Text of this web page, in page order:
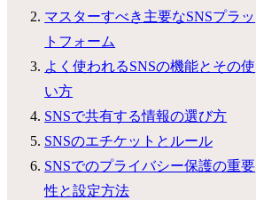
マスターすべき主要なSNSプラッ
トフォーム
よく使われるSNSの機能とその使
い方
SNSで共有する情報の選び方
SNSのエチケットとルール
SNSでのプライバシー保護の重要
性と設定方法